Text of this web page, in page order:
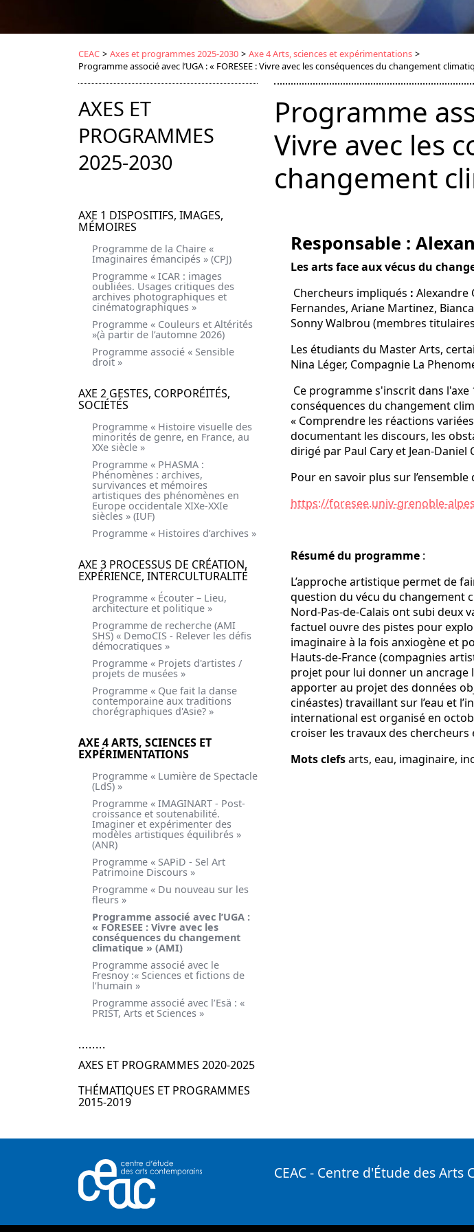
CEAC > Axes et programmes 2025-2030 > Axe 4 Arts, sciences et expérimentations >
Programme associé avec l’UGA : « FORESEE : Vivre avec les conséquences du changement
AXES ET
PROGRAMMES
2025-2030
AXE 1 DISPOSITIFS, IMAGES,
MÉMOIRES
Programme de la Chaire «
Imaginaires émancipés » (CPJ)
Programme « ICAR : images
oubliées. Usages critiques des
archives photographiques et
cinématographiques »
Programme « Couleurs et Altérités
»(à partir de l’automne 2026)
Programme associé « Sensible
droit »
AXE 2 GESTES, CORPORÉITÉS,
SOCIÉTÉS
Programme « Histoire visuelle des
minorités de genre, en France, au
XXe siècle »
Programme « PHASMA :
Phénomènes : archives,
survivances et mémoires
artistiques des phénomènes en
Europe occidentale XIXe-XXIe
siècles » (IUF)
Programme « Histoires d’archives »
AXE 3 PROCESSUS DE CRÉATION,
EXPÉRIENCE, INTERCULTURALITÉ
Programme « Écouter – Lieu,
architecture et politique »
Programme de recherche (AMI
SHS) « DemoCIS - Relever les défis
démocratiques »
Programme « Projets d'artistes /
projets de musées »
Programme « Que fait la danse
contemporaine aux traditions
chorégraphiques d'Asie? »
AXE 4 ARTS, SCIENCES ET
EXPÉRIMENTATIONS
Programme « Lumière de Spectacle
(LdS) »
Programme « IMAGINART - Post-
croissance et soutenabilité.
Imaginer et expérimenter des
modèles artistiques équilibrés »
(ANR)
Programme « SAPiD - Sel Art
Patrimoine Discours »
Programme « Du nouveau sur les
fleurs »
Programme associé avec l’UGA :
« FORESEE : Vivre avec les
conséquences du changement
climatique » (AMI)
Programme associé avec le
Fresnoy :« Sciences et fictions de
l’humain »
Programme associé avec l’Esä : «
PRIST, Arts et Sciences »
AXES ET PROGRAMMES 2020-2025
THÉMATIQUES ET PROGRAMMES
2015-2019
Programme
Vivre avec les
changement
Responsable :
Les arts face aux vécus du
Chercheurs impliqués : Alexandre
Fernandes, Ariane Martinez,
Sonny Walbrou (membres titulaires
Les étudiants du Master Arts,
Nina Léger, Compagnie La
Ce programme s'inscrit dans
conséquences du changement
« Comprendre les réactions
documentant les discours, les
dirigé par Paul Cary et Jean-Daniel
Pour en savoir plus sur
https://foresee.univ-grenoble-
Résumé du programme :
L’approche artistique permet de
question du vécu du changement
Nord-Pas-de-Calais ont subi deux
factuel ouvre des pistes pour
imaginaire à la fois anxiogène et
Hauts-de-France (compagnies
projet pour lui donner un ancrage
apporter au projet des données
cinéastes) travaillant sur l’eau et
international est organisé en
croiser les travaux des
Mots clefsarts, eau, imaginaire,
CEAC - Centre d'Étude des Arts